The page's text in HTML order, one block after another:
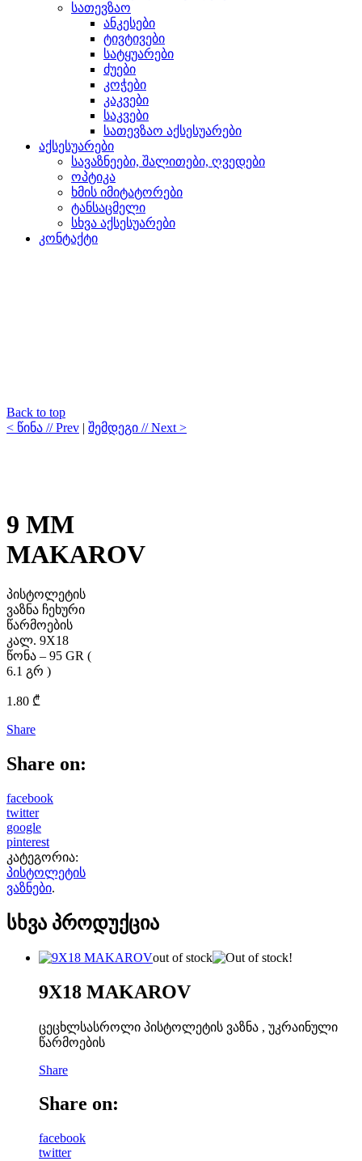
სათევზაო
ანკესები
ტივტივები
სატყუარები
ძუები
კოჭები
კაკვები
საკვები
სათევზაო აქსესუარები
აქსესუარები
სავაზნეები, შალითები, ღვედები
ოპტიკა
ხმის იმიტატორები
ტანსაცმელი
სხვა აქსესუარები
კონტაქტი
Back to top
< წინა // Prev | შემდეგი // Next >
9 MM
MAKAROV
პისტოლეტის
ვაზნა ჩეხური
წარმოების
კალ. 9X18
წონა – 95 GR (
6.1 გრ )
1.80 ₾
Share
Share on:
facebook
twitter
google
pinterest
კატეგორია:
პისტოლეტის
ვაზნები.
სხვა პროდუქცია
out of stock
9X18 MAKAROV
ცეცხლსასროლი პისტოლეტის ვაზნა , უკრაინული
წარმოების
Share
Share on:
facebook
twitter